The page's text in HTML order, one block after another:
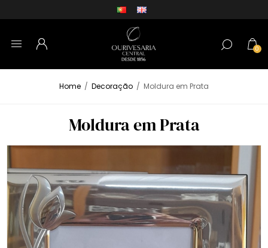
0
Home / Decoração / Moldura em Prata
Moldura em Prata